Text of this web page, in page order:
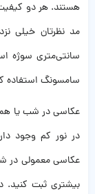
هستند. هر دو کیفیت
سامسونگ استفاده
در نور کم وجود
عکاسی معمولی در
بیشتری ثبت کنید.